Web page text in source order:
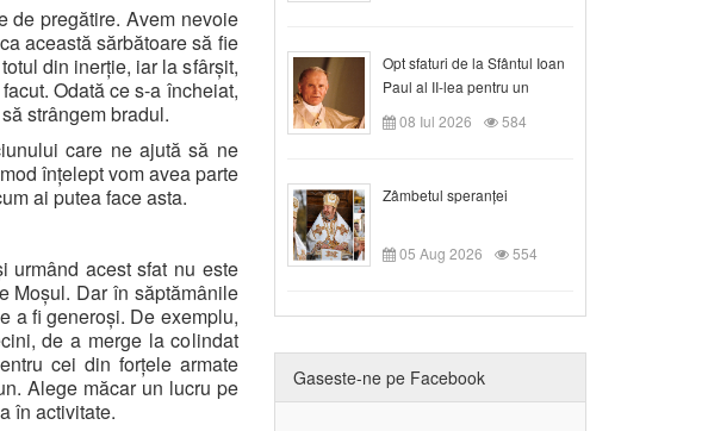
de pregătire. Avem nevoie
această sărbătoare să fie
din inerție, iar la sfârșit,
Odată ce s-a încheiat,
strângem bradul.
care ne ajută să ne
înțelept vom avea parte
ai putea face asta.
urmând acest sfat nu este
Moșul. Dar în săptămânile
a fi generoși. De exemplu,
de a merge la colindat
cei din forțele armate
Alege măcar un lucru pe
în activitate.
Opt sfaturi de la Sfântul Ioan
Paul al II-lea pentru un
creștin
08 Iul 2026 584
Zâmbetul speranței
05 Aug 2026 554
Gaseste-ne pe Facebook